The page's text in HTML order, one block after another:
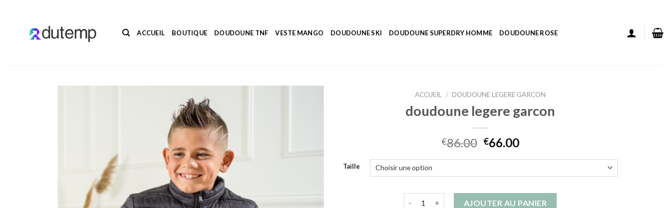
ACCUEIL BOUTIQUE DOUDOUNE TNF VESTE MANGO DOUDOUNE SKI DOUDOUNE SUPERDRY HOMME DOUDOUNE ROSE
ACCUEIL / DOUDOUNE LEGERE GARCON
doudoune legere garcon
€86.00 €66.00
Taille
AJOUTER AU PANIER